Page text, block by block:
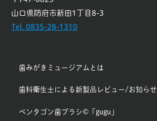
山口県防府市新田1丁目8-3
Tel. 0835-28-1310
歯みがきミュージアムとは
歯科衛生士による新製品レビュー/お知らせ
ペンタゴン歯ブラシ©「gugu」